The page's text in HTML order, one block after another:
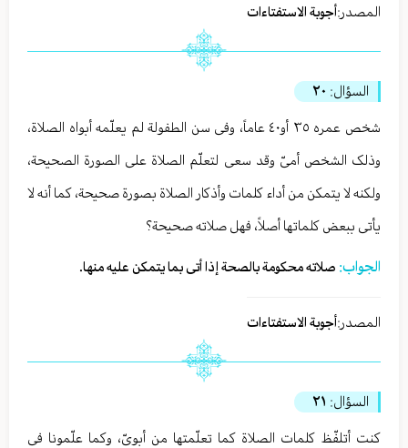
المصدر:أجوبة الاستفتاءات
السؤال: ٢٠
شخص عمره ٣٥ أو٤٠ عاماً، وفی سن الطفولة لم یعلّمه أبواه الصلاة،
وذلک الشخص أمیّ وقد سعی لتعلّم الصلاة علی الصورة الصحیحة،
ولکنه لا یتمکن من أداء کلمات وأذکار الصلاة بصورة صحیحة، کما أنه لا
یأتی ببعض کلماتها أصلاً، فهل صلاته صحیحة؟
الجواب: صلاته محکومة بالصحة إذا أتی بما یتمکن علیه منها.
المصدر:أجوبة الاستفتاءات
السؤال: ٢١
کنت أتلفّظ کلمات الصلاة کما تعلّمتها من أبویّ، وکما علّمونا فی